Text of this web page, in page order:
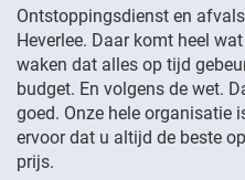
Ontstoppingsdienst en
Heverlee. Daar komt heel
waken dat alles op tijd
budget. En volgens de wet.
goed. Onze hele organisatie
ervoor dat u altijd de beste
prijs.